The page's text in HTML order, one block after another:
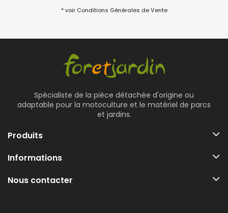
* voir Conditions Générales de Vente
Spécialiste de la pièce détachée d'origine ou
adaptable pour la motoculture et le matériel de parcs
et jardins.
Produits
Informations
Nous contacter